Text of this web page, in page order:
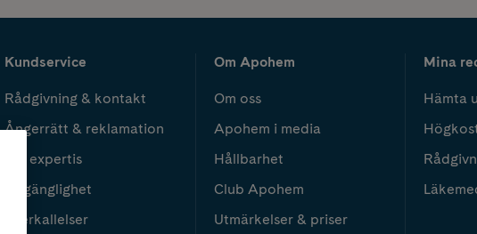
Kundservice
Rådgivning & kontakt
Ångerrätt & reklamation
Vår expertis
Tillgänglighet
Återkallelser
Om Apohem
Om oss
Apohem i media
Hållbarhet
Club Apohem
Utmärkelser & priser
Mina
Hämta